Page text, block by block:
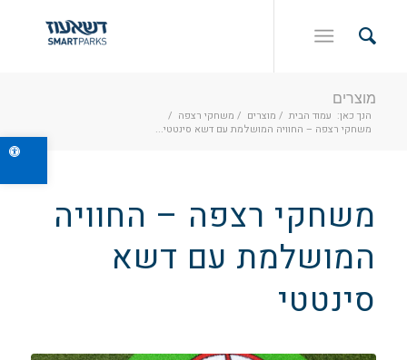
מוצרים
הנך כאן: עמוד הבית / מוצרים / משחקי רצפה /
משחקי רצפה – החוויה המושלמת עם דשא סינטטי...
משחקי רצפה – החוויה
המושלמת עם דשא
סינטטי